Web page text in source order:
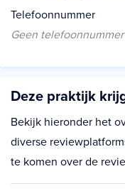
Telefoonnummer
Geen
Deze praktijk
Bekijk hieronder het
diverse
te komen over de